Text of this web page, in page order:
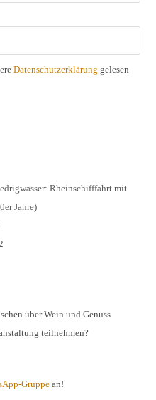
Datenschutzerklärung gelesen
Rheinschifffahrt mit
Jahre)
über Wein und Genuss
teilnehmen?
Gruppean!